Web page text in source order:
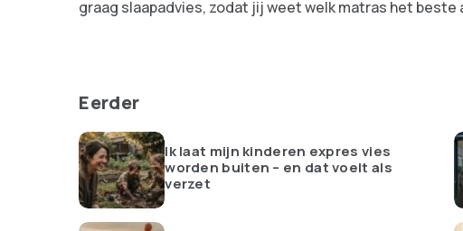
graag slaapadvies, zodat jij weet welk matras het
Eerder
Ik laat mijn kinderen expres vies
worden buiten – en dat voelt als
verzet